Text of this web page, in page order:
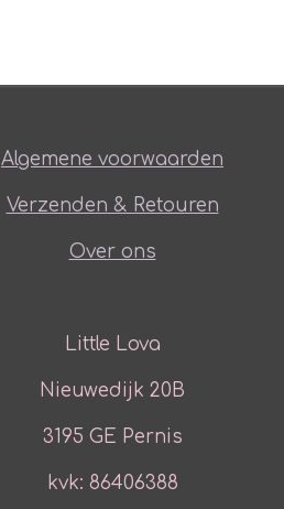
Algemene voorwaarden
Verzenden & Retouren
Over ons
Little Lova
Nieuwedijk 20B
3195 GE Pernis
kvk: 86406388